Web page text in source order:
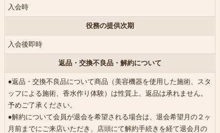
入会時
役務の提供次期
入会後即時
返品・交換不良品・解約について
●返品・交換不良品について商品（美容機器を使用した施術、スタ
ッフによる施術、香水作り体験）は性質上、返品は承れません。
予めご了承ください。
●解約について会員が退会を希望される場合は、退会希望月の２ヶ
月前までにご来店いただき、店頭にて解約手続きを経て退会月の